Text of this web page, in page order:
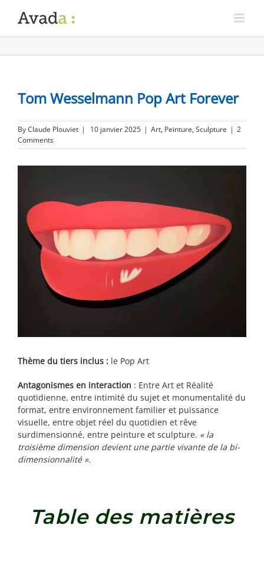
Tom Wesselmann Pop Art Forever
ByClaude Plouviet | 10 janvier 2025 | Art, Peinture, Sculpture | 2
Comments
Thème du tiers inclus : le Pop Art
Antagonismes en interaction : Entre Art et Réalité
quotidienne, entre intimité du sujet et monumentalité du
format, entre environnement familier et puissance
visuelle, entre objet réel du quotidien et rêve
surdimensionné, entre peinture et sculpture. « la
troisième dimension devient une partie vivante de la bi-
dimensionnalité ».
Table des matières